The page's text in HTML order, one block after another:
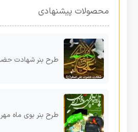
محصولات پیشنهادی
طرح بنر شهادت
طرح بنر بوی ماه